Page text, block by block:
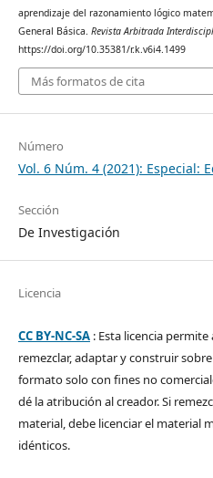
aprendizaje del razonamiento lógico
General Básica. Revista Arbitrada
https://doi.org/10.35381/r.k.v6i4.1499
Más formatos de cita
Número
Vol. 6 Núm. 4 (2021): Especial:
Sección
De Investigación
Licencia
CC BY-NC-SA: Esta licencia
remezclar, adaptar y construir
formato solo con fines no
dé la atribución al creador. Si
material, debe licenciar el material
idénticos.